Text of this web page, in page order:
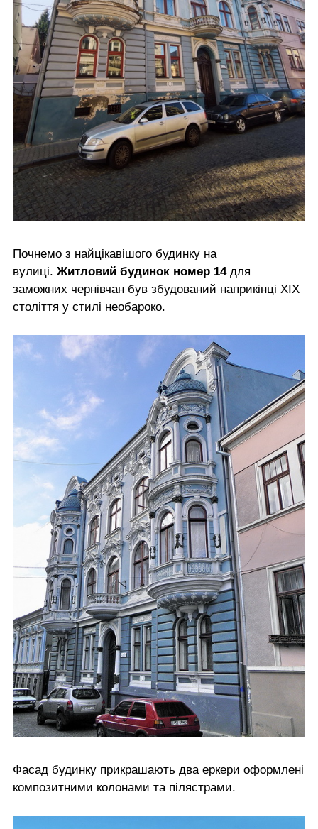
Почнемо з найцікавішого будинку на
вулиці. Житловий будинок номер 14для
заможних чернівчан був збудований наприкінці ХІХ
століття у стилі необароко.
Фасад будинку прикрашають два еркери оформлені
композитними колонами та пілястрами.